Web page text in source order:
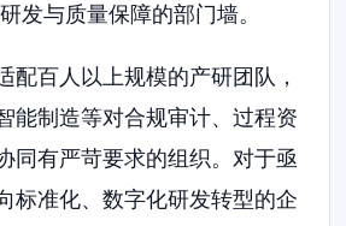
发与质量保障的部门墙。
配百人以上规模的产研团队，
能制造等对合规审计、过程资
同有严苛要求的组织。对于亟
标准化、数字化研发转型的企